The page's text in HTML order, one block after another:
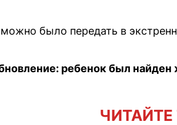
было передать в
ребенок был